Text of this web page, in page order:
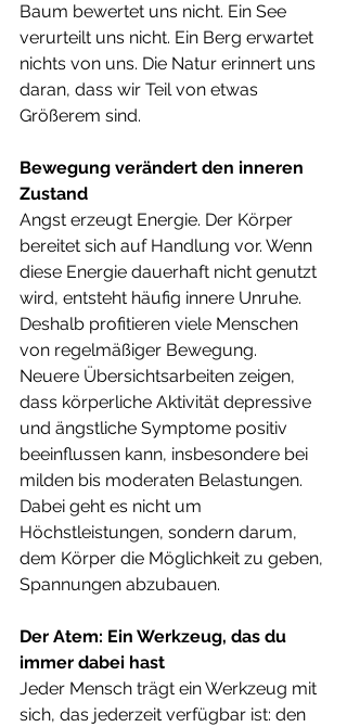
Baum bewertet uns nicht. Ein See
verurteilt uns nicht. Ein Berg erwartet
nichts von uns. Die Natur erinnert uns
daran, dass wir Teil von etwas
Größerem sind.
Bewegung verändert den inneren
Zustand
Angst erzeugt Energie. Der Körper
bereitet sich auf Handlung vor. Wenn
diese Energie dauerhaft nicht genutzt
wird, entsteht häufig innere Unruhe.
Deshalb profitieren viele Menschen
von regelmäßiger Bewegung.
Neuere Übersichtsarbeiten zeigen,
dass körperliche Aktivität depressive
und ängstliche Symptome positiv
beeinflussen kann, insbesondere bei
milden bis moderaten Belastungen.
Dabei geht es nicht um
Höchstleistungen, sondern darum,
dem Körper die Möglichkeit zu geben,
Spannungen abzubauen.
Der Atem: Ein Werkzeug, das du
immer dabei hast
Jeder Mensch trägt ein Werkzeug mit
sich, das jederzeit verfügbar ist: den